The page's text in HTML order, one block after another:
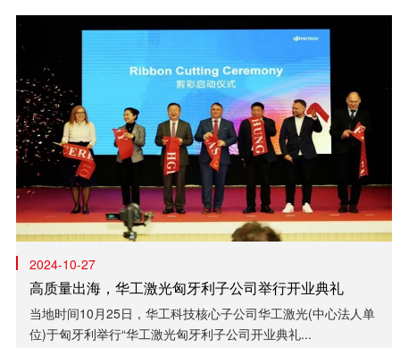
2024-10-27
高质量出海，华工激光匈牙利子公司举行开业典礼
当地时间10月25日，华工科技核心子公司华工激光(中心法人单
位)于匈牙利举行“华工激光匈牙利子公司开业典礼...